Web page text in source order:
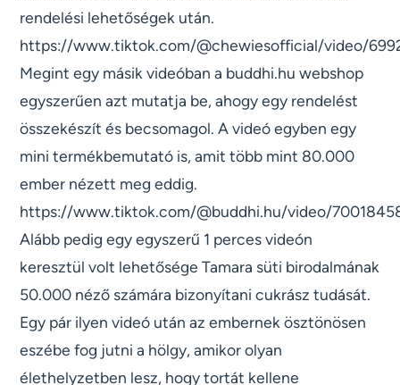
rendelési lehetőségek után.
https://www.tiktok.com/@chewiesofficial/video/
Megint egy másik videóban a buddhi.hu webshop
egyszerűen azt mutatja be, ahogy egy rendelést
összekészít és becsomagol. A videó egyben egy
mini termékbemutató is, amit több mint 80.000
ember nézett meg eddig.
https://www.tiktok.com/@buddhi.hu/video/
Alább pedig egy egyszerű 1 perces videón
keresztül volt lehetősége Tamara süti birodalmának
50.000 néző számára bizonyítani cukrász tudását.
Egy pár ilyen videó után az embernek ösztönösen
eszébe fog jutni a hölgy, amikor olyan
élethelyzetben lesz, hogy tortát kellene